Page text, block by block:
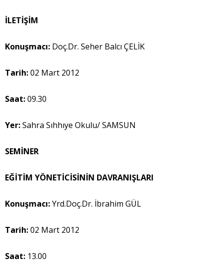
İLETİŞİM
Konuşmacı: Doç.Dr. Seher Balcı ÇELİK
Tarih:02 Mart 2012
Saat:09.30
Yer:Sahra Sıhhıye Okulu/ SAMSUN
SEMİNER
EĞİTİM YÖNETİCİSİNİN DAVRANIŞLARI
Konuşmacı:Yrd.Doç.Dr. İbrahim GÜL
Tarih:02 Mart 2012
Saat: 13.00